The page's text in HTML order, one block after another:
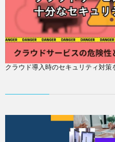
クラウド導入時のセキュリティ対策